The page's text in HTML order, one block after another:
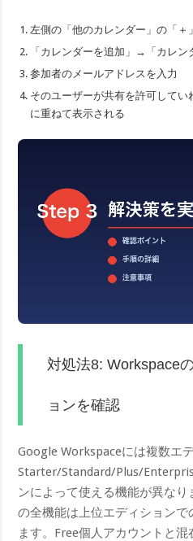
左側の「他のカレンダー」の「＋
「カレンダーを追加」→「カレン
参加者のメールアドレスを入力
そのユーザーが共有を許可して
に重ねて表示される
対処法8: Workspace
ョンを確認
Google Workspaceには複数エ
Starter/Standard/Plus/
ンによって使える機能が異なり
の全機能は上位エディションで
ます。Free個人アカウントと